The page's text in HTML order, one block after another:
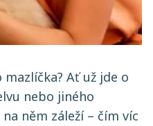
Ať už jde o
nebo jiného
něm záleží – čím víc